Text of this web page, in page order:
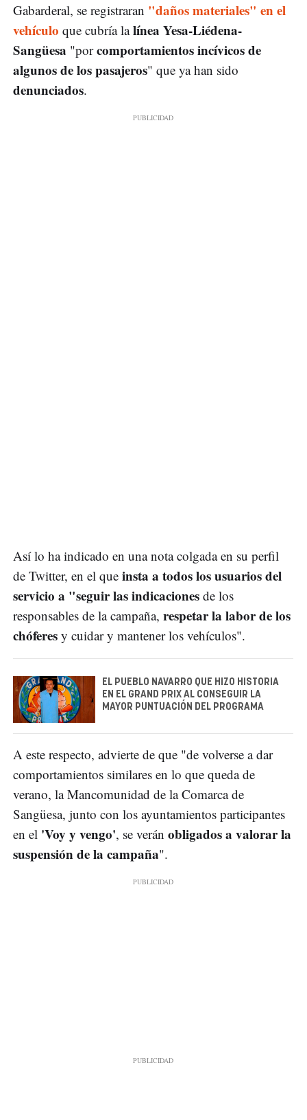
Gabarderal, se registraran "daños materiales" en el
vehículo que cubría lalínea Yesa-Liédena-
Sangüesa "porcomportamientos incívicos de
algunos de los pasajeros" que ya han sido
denunciados.
Así lo ha indicado en una nota colgada en su perfil
de Twitter, en el que insta a todos los usuarios del
servicio a "seguir las indicaciones de los
responsables de la campaña, respetar la labor de los
chóferes y cuidar y mantener los vehículos".
EL PUEBLO NAVARRO QUE HIZO HISTORIA
EN EL GRAND PRIX AL CONSEGUIR LA
MAYOR PUNTUACIÓN DEL PROGRAMA
A este respecto, advierte de que "de volverse a dar
comportamientos similares en lo que queda de
verano, la Mancomunidad de la Comarca de
Sangüesa, junto con los ayuntamientos participantes
en el 'Voy y vengo', se verán obligados a valorar la
suspensión de la campaña".